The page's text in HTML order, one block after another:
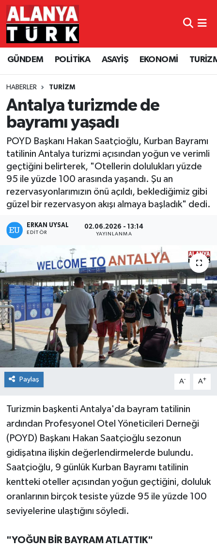
GÜNDEM POLİTİKA ASAYİŞ EKONOMİ
HABERLER TURİZM
Antalya turizmde de
bayramı yaşadı
POYD Başkanı Hakan Saatçioğlu, Kurban Bayramı
tatilinin Antalya turizmi açısından yoğun ve verimli
geçtiğini belirterek, "Otellerin dolulukları yüzde
95 ile yüzde 100 arasında yaşandı. Şu an
rezervasyonlarımızın önü açıldı, beklediğimiz gibi
güzel bir rezervasyon akışı almaya başladık" dedi.
ERKAN UYSAL
EDITÖR
02.06.2026 - 13:14
YAYINLANMA
Paylaş A- A+
Turizmin başkenti Antalya'da bayram tatilinin
ardından Profesyonel Otel Yöneticileri Derneği
(POYD) Başkanı Hakan Saatçioğlu sezonun
gidişatına ilişkin değerlendirmelerde bulundu.
Saatçioğlu, 9 günlük Kurban Bayramı tatilinin
kentteki oteller açısından yoğun geçtiğini, doluluk
oranlarının birçok tesiste yüzde 95 ile yüzde 100
seviyelerine ulaştığını söyledi.
"YOĞUN BİR BAYRAM ATLATTIK"
GÜNDEM
POLİTİKA
ASAYİŞ
EKONOMİ
TURİZM
ÇEVRE
KÜLTÜR SANAT
Nöbetçi Eczaneler
Hava Durumu
Namaz Vakitleri
Trafik Durumu
Süper Lig Puan Durumu ve Fikstür
Tüm Manşetler
Son Dakika Haberleri
Haber Arşivi